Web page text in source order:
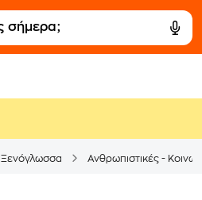
Ξενόγλωσσα Ανθρωπιστικές -